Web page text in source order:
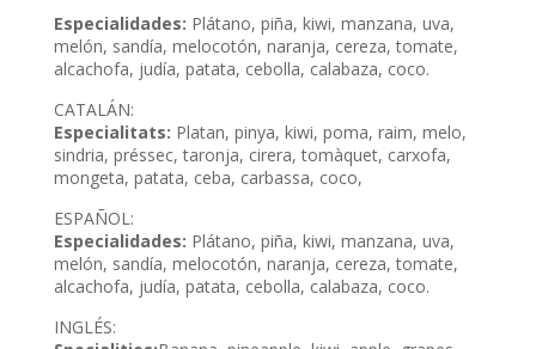
Especialidades: Plátano, piña, kiwi, manzana, uva,
melón, sandía, melocotón, naranja, cereza, tomate,
alcachofa, judía, patata, cebolla, calabaza, coco.
CATALÁN:
Especialitats: Platan, pinya, kiwi, poma, raim, melo,
sindria, préssec, taronja, cirera, tomàquet, carxofa,
mongeta, patata, ceba, carbassa, coco,
ESPAÑOL:
Especialidades: Plátano, piña, kiwi, manzana, uva,
melón, sandía, melocotón, naranja, cereza, tomate,
alcachofa, judía, patata, cebolla, calabaza, coco.
INGLÉS: